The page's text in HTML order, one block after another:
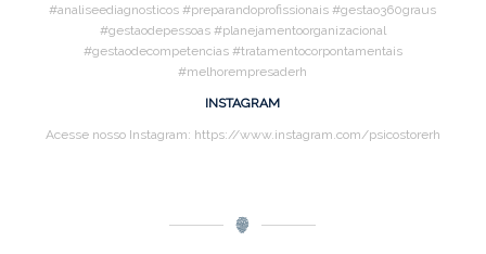
#analiseediagnosticos #preparandoprofissionais #gestao360graus
#gestaodepessoas #planejamentoorganizacional
#gestaodecompetencias #tratamentocorpontamentais
#melhorempresaderh
INSTAGRAM
Acesse nosso Instagram: https://www.instagram.com/psicostorerh